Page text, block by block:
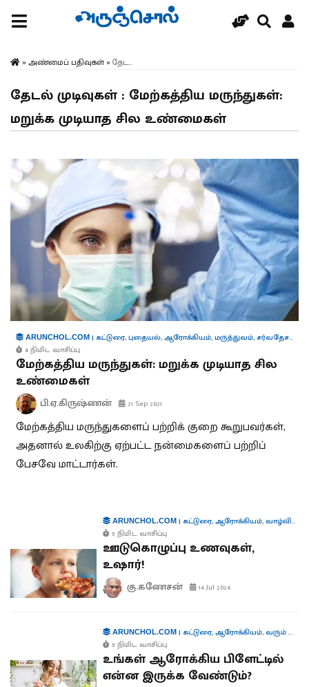
» அண்மைப் பதிவுகள்» தேட...
தேடல் முடிவுகள் : மேற்கத்திய மருந்துகள்:
மறுக்க முடியாத சில உண்மைகள்
ARUNCHOL.COM | கட்டுரை,புதையல்,ஆரோக்கியம்,மருத்துவம், சர்வதேசம்
4 நிமிட வாசிப்பு
மேற்கத்திய மருந்துகள்: மறுக்க முடியாத சில
உண்மைகள்
பி.ஏ.கிருஷ்ணன் 21 Sep 2021
மேற்கத்திய மருந்துகளைப் பற்றிக் குறை கூறுபவர்கள்,
அதனால் உலகிற்கு ஏற்பட்ட நன்மைகளைப் பற்றிப்
பேசவே மாட்டார்கள்.
ARUNCHOL.COM| கட்டுரை,ஆரோக்கியம், வாழ்வியல்
5 நிமிட வாசிப்பு
ஊடுகொழுப்பு உணவுகள்,
உஷார்!
கு.கணேசன் 14 Jul 2024
ARUNCHOL.COM| கட்டுரை,ஆரோக்கியம், வரும் முன் காக்க
5 நிமிட வாசிப்பு
உங்கள் ஆரோக்கிய பிளேட்டில்
என்ன இருக்க வேண்டும்?